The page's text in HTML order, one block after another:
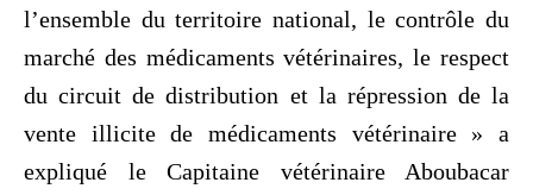
l’ensemble du territoire national, le contrôle du
marché des médicaments vétérinaires, le respect
du circuit de distribution et la répression de la
vente illicite de médicaments vétérinaire » a
expliqué le Capitaine vétérinaire Aboubacar